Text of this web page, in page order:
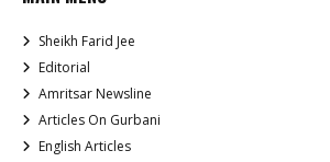
Sheikh Farid Jee
Editorial
Amritsar Newsline
Articles On Gurbani
English Articles